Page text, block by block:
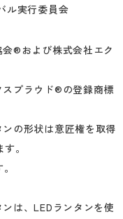
ル実行委員会
®および株式会社エク
プラウド®の登録商標
の形状は意匠権を取得
。
は、LEDランタンを使